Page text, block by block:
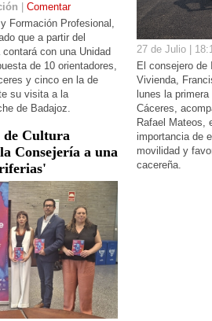
Comentar
Formación Profesional,
que a partir del
con una Unidad
de 10 orientadores,
y cinco en la de
su visita a la
de Badajoz.
de Cultura
Consejería a una
27 de Julio |
El consejero de
Vivienda,
lunes la
Cáceres,
Rafael Mateos,
importancia de
movilidad y
cacereña.